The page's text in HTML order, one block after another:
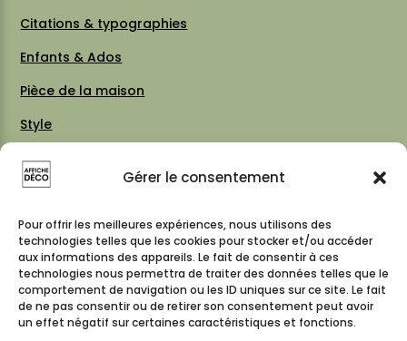
Gérer le consentement
Pour offrir les meilleures expériences, nous utilisons des
technologies telles que les cookies pour stocker et/ou accéder
aux informations des appareils. Le fait de consentir à ces
technologies nous permettra de traiter des données telles que le
comportement de navigation ou les ID uniques sur ce site. Le fait
de ne pas consentir ou de retirer son consentement peut avoir
un effet négatif sur certaines caractéristiques et fonctions.
Citations & typographies
Enfants & Ados
Pièce de la maison
Style
Thèmes
Vintage 70 / 80
Cartes & plans de villes
Suivez-nous